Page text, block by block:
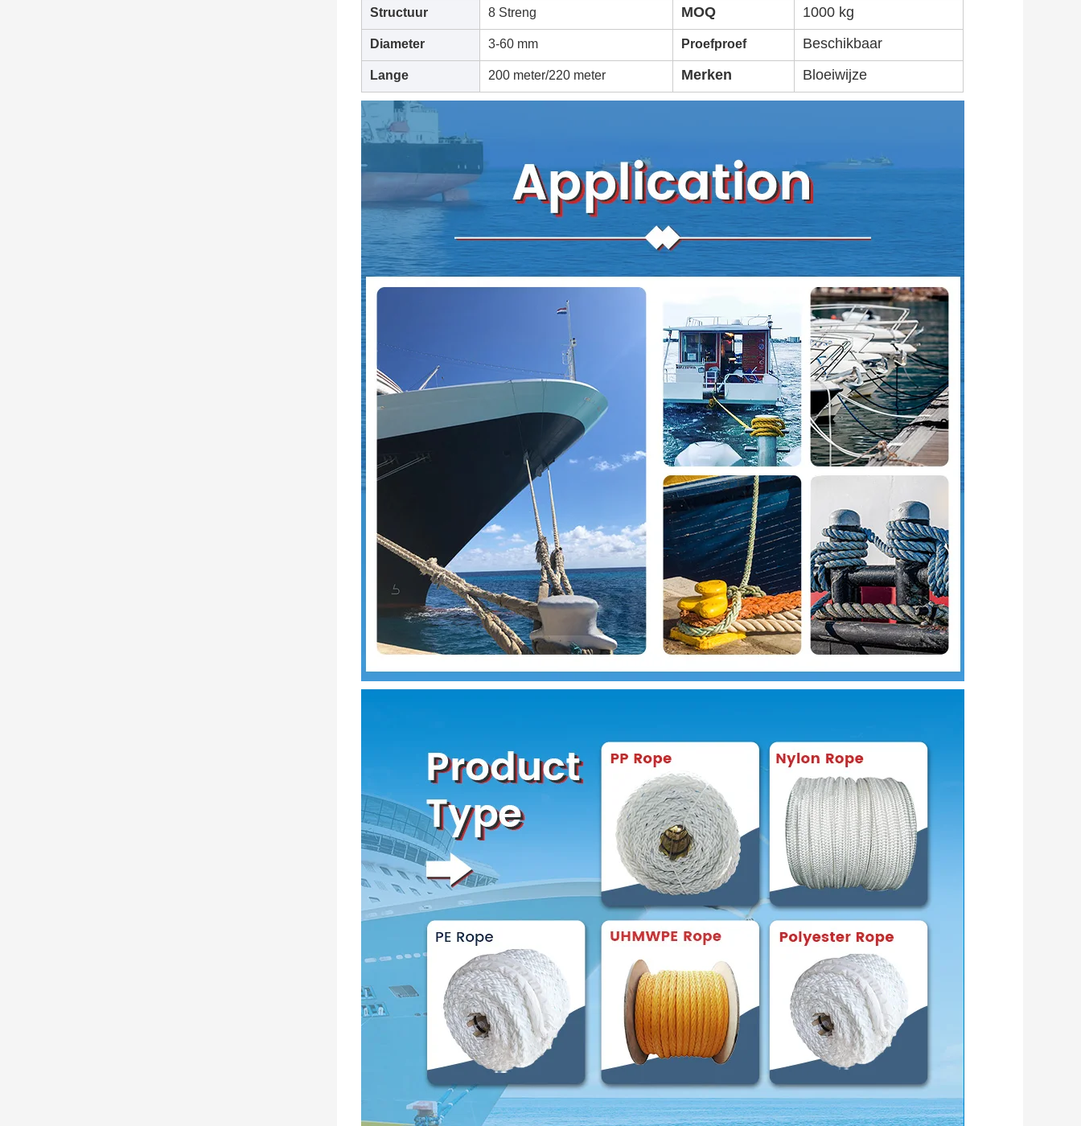
Structuur 8 Streng MOQ 1000 kg
Diameter 3-60 mm Proefproef Beschikbaar
Lange 200 meter/220 meter Merken Bloeiwijze